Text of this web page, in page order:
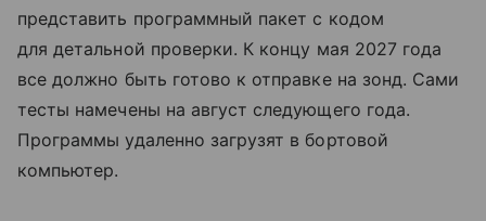
представить программный пакет с кодом
для детальной проверки. К концу мая 2027 года
все должно быть готово к отправке на зонд. Сами
тесты намечены на август следующего года.
Программы удаленно загрузят в бортовой
компьютер.